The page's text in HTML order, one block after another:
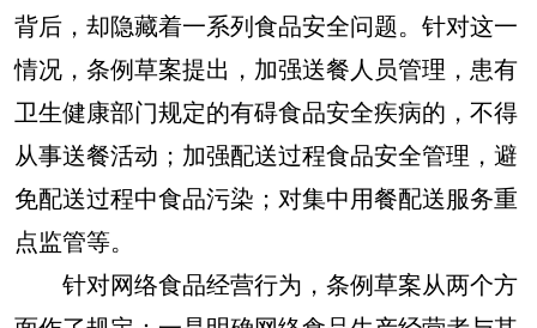
背后，却隐藏着一系列食品安全问题。针对这一
情况，条例草案提出，加强送餐人员管理，患有
卫生健康部门规定的有碍食品安全疾病的，不得
从事送餐活动；加强配送过程食品安全管理，避
免配送过程中食品污染；对集中用餐配送服务重
点监管等。
针对网络食品经营行为，条例草案从两个方